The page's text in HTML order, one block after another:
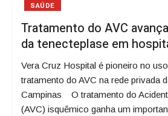
SAÚDE
Tratamento do AVC
da tenecteplase em
Vera Cruz Hospital é pioneiro no
tratamento do AVC na rede privada
Campinas O tratamento do
(AVC) isquêmico ganha um